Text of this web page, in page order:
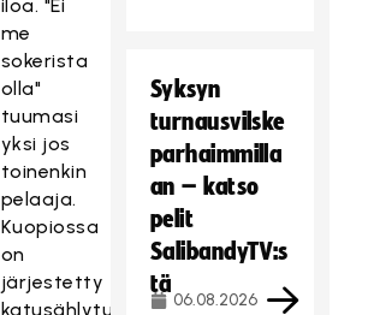
iloa. "Ei
me
sokerista
olla"
tuumasi
yksi jos
toinenkin
pelaaja.
Kuopiossa
on
järjestetty
katusählyturnauksia
Syksyn
turnausvilske
parhaimmilla
an – katso
pelit
SalibandyTV:s
tä
06.08.2026